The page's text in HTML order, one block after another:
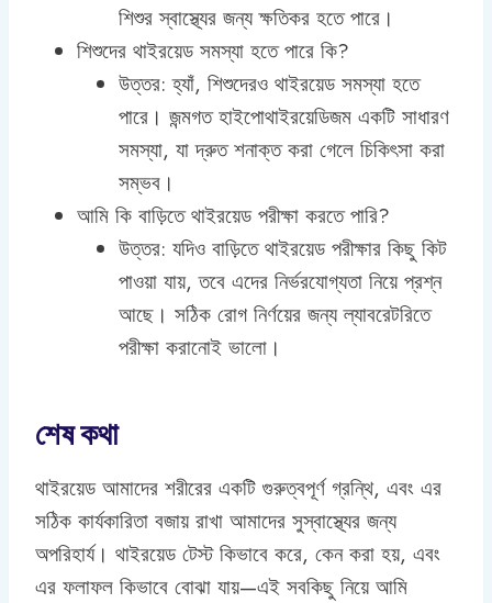
শিশুর স্বাস্থ্যের জন্য ক্ষতিকর হতে পারে।
শিশুদের থাইরয়েড সমস্যা হতে পারে কি?
উত্তর: হ্যাঁ, শিশুদেরও থাইরয়েড সমস্যা হতে
পারে। জন্মগত হাইপোথাইরয়েডিজম একটি সাধারণ
সমস্যা, যা দ্রুত শনাক্ত করা গেলে চিকিৎসা করা
সম্ভব।
আমি কি বাড়িতে থাইরয়েড পরীক্ষা করতে পারি?
উত্তর: যদিও বাড়িতে থাইরয়েড পরীক্ষার কিছু কিট
পাওয়া যায়, তবে এদের নির্ভরযোগ্যতা নিয়ে প্রশ্ন
আছে। সঠিক রোগ নির্ণয়ের জন্য ল্যাবরেটরিতে
পরীক্ষা করানোই ভালো।
শেষ কথা
থাইরয়েড আমাদের শরীরের একটি গুরুত্বপূর্ণ গ্রন্থি, এবং এর
সঠিক কার্যকারিতা বজায় রাখা আমাদের সুস্বাস্থ্যের জন্য
অপরিহার্য। থাইরয়েড টেস্ট কিভাবে করে, কেন করা হয়, এবং
এর ফলাফল কিভাবে বোঝা যায়—এই সবকিছু নিয়ে আমি